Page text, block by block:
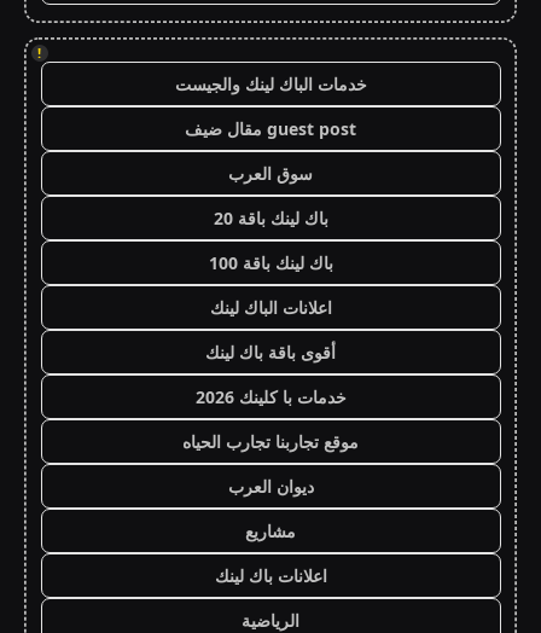
!
خدمات الباك لينك والجيست
guest post مقال ضيف
سوق العرب
باك لينك باقة 20
باك لينك باقة 100
اعلانات الباك لينك
أقوى باقة باك لينك
خدمات با كلينك 2026
موقع تجاربنا تجارب الحياه
ديوان العرب
مشاريع
اعلانات باك لينك
الرياضية